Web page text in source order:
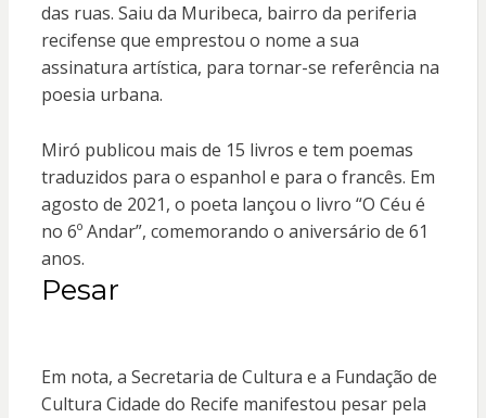
das ruas. Saiu da Muribeca, bairro da periferia
recifense que emprestou o nome a sua
assinatura artística, para tornar-se referência na
poesia urbana.
Miró publicou mais de 15 livros e tem poemas
traduzidos para o espanhol e para o francês. Em
agosto de 2021, o poeta lançou o livro “O Céu é
no 6º Andar”, comemorando o aniversário de 61
anos.
Pesar
Em nota, a Secretaria de Cultura e a Fundação de
Cultura Cidade do Recife manifestou pesar pela